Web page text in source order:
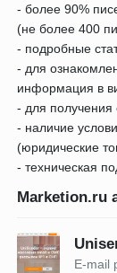
- более 90%
(не более 400
- подробные
- для
информация в
- для получения
- наличие
(юридические
- техническая
Marketion.ru
E-mail